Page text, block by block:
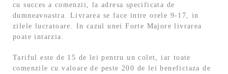
cu succes a comenzii, la adresa specificata de
dumneavoastra. Livrarea se face intre orele 9-17, in
zilele lucratoare. In cazul unei Forte Majore livrarea
poate intarzia.
Tariful este de 15 de lei pentru un colet, iar toate
comenzile cu valoare de peste 200 de lei beneficiaza de